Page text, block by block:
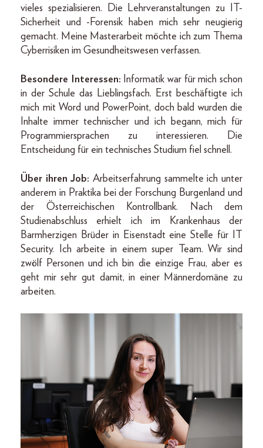
vieles spezialisieren. Die Lehrveranstaltungen zu IT-
Sicherheit und -Forensik haben mich sehr neugierig
gemacht. Meine Masterarbeit möchte ich zum Thema
Cyberrisiken im Gesundheitswesen verfassen.
Besondere Interessen: Informatik war für mich schon
in der Schule das Lieblingsfach. Erst beschäftigte ich
mich mit Word und PowerPoint, doch bald wurden die
Inhalte immer technischer und ich begann, mich für
Programmiersprachen zu interessieren. Die
Entscheidung für ein technisches Studium fiel schnell.
Über ihren Job: Arbeitserfahrung sammelte ich unter
anderem in Praktika bei der Forschung Burgenland und
der Österreichischen Kontrollbank. Nach dem
Studienabschluss erhielt ich im Krankenhaus der
Barmherzigen Brüder in Eisenstadt eine Stelle für IT
Security. Ich arbeite in einem super Team. Wir sind
zwölf Personen und ich bin die einzige Frau, aber es
geht mir sehr gut damit, in einer Männerdomäne zu
arbeiten.